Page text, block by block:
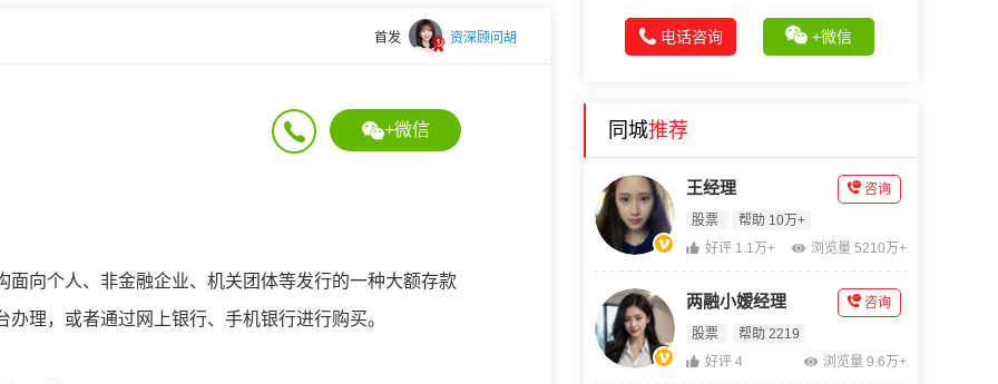
首发 资深顾问胡
+微信
面向个人、非金融企业、机关团体等发行的一种大额存款
理，或者通过网上银行、手机银行进行购买。
电话咨询 +微信
同城推荐
王经理
股票 帮助 10万+
咨询
好评 1.1万+ 浏览量 5210万+
两融小嫒经理
股票 帮助 2219
咨询
好评 4 浏览量 9.6万+